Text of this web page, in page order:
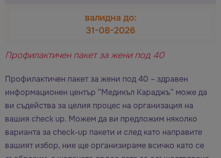
валидна до:
31-08-2026
Профилактичен пакет за жени под 40
Профилактичен пакет за жени под 40 – здравен
информационен център “Медикъл Караджъ“ може да
ви съдейства за целия процес на организация на
вашия check up. Можем да ви предложим няколко
варианта за check-up пакети и след като направите
вашият избор, ние ще организираме всичко като се